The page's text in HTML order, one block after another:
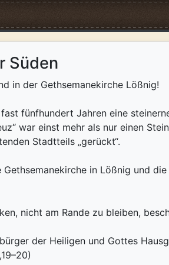
Süden
in der Gethsemanekirche Lößnig!
fünfhundert Jahren eine
war einst mehr als nur einen
Stadtteils „gerückt“.
in Lößnig und
nicht am Rande zu bleiben,
der Heiligen und Gottes